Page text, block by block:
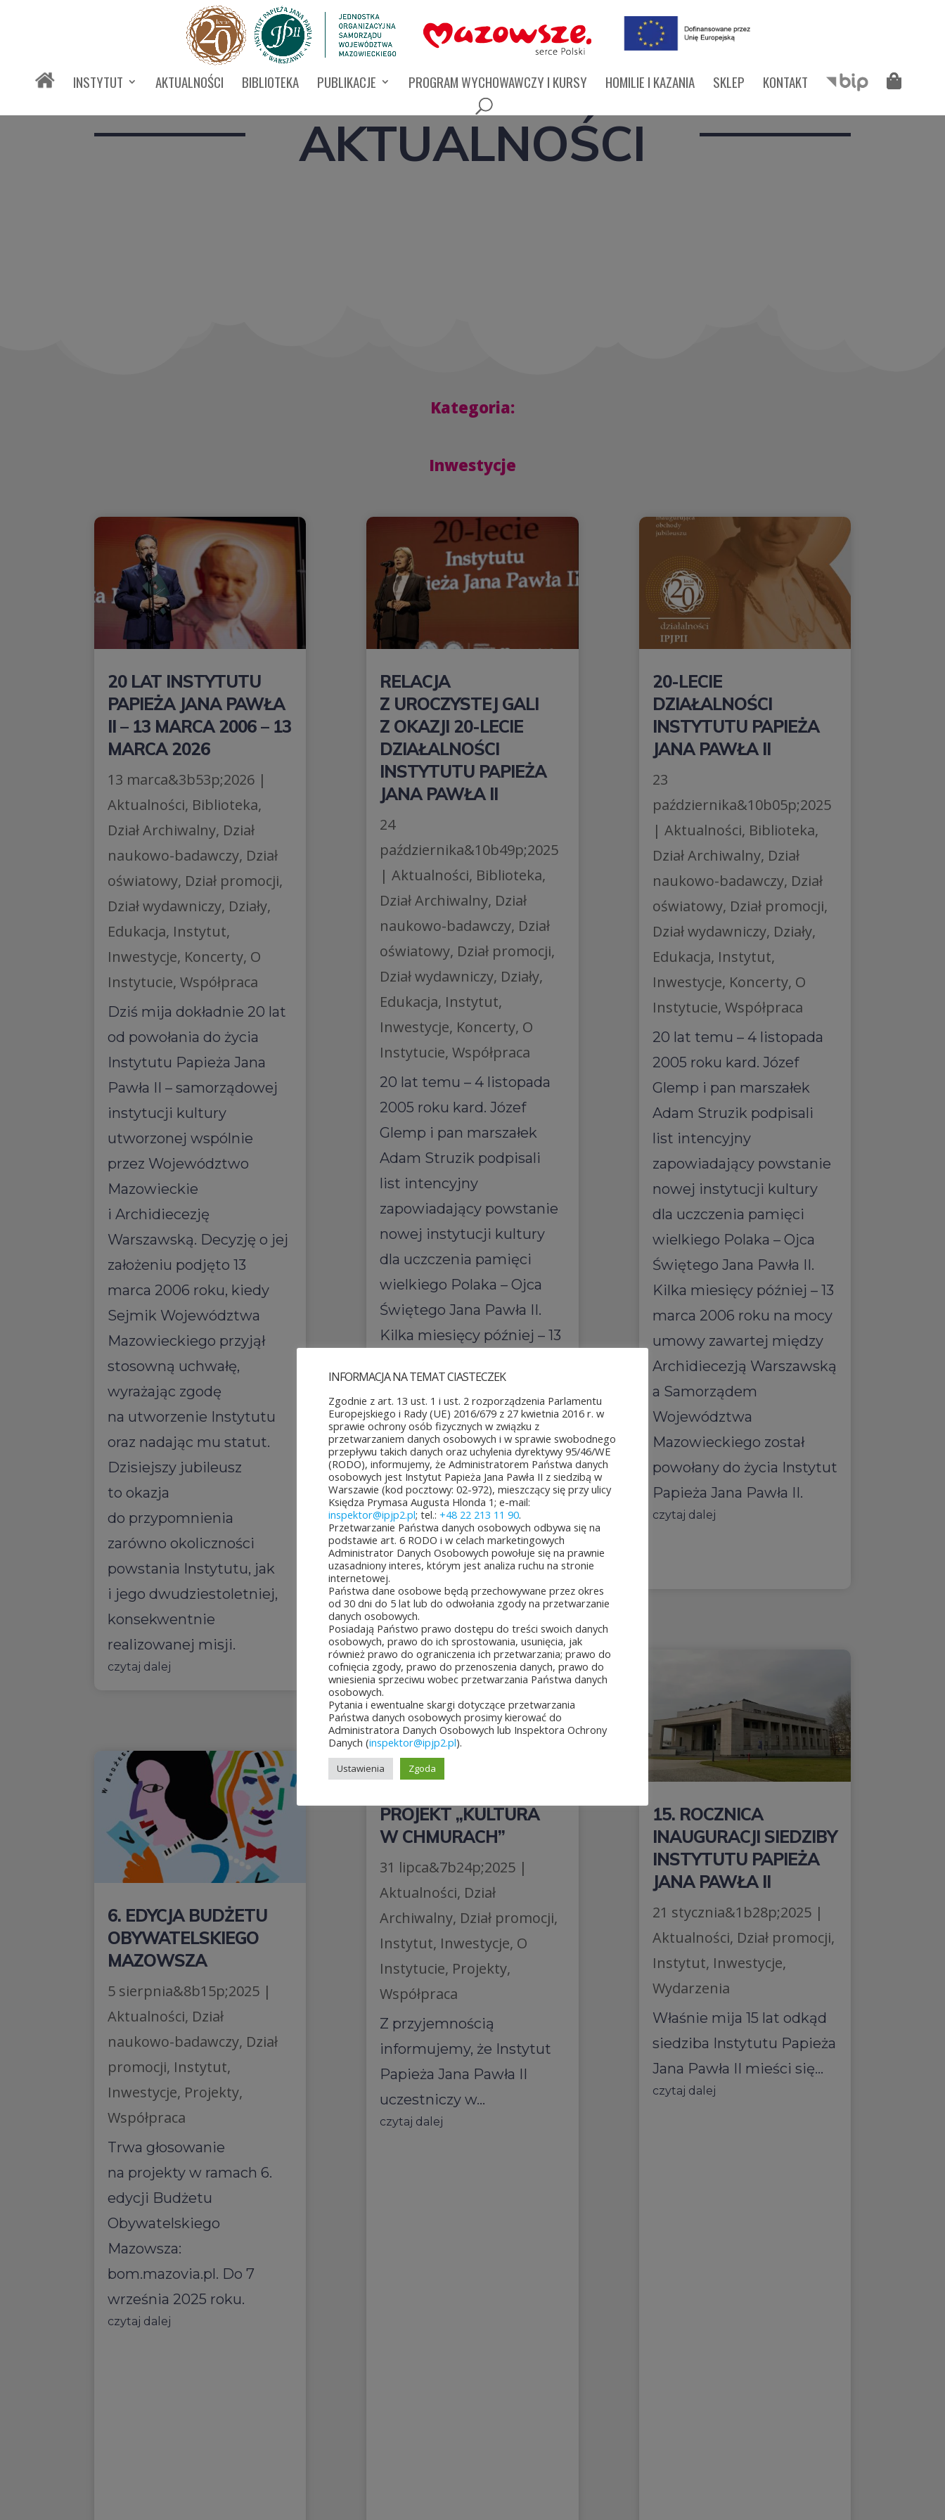
INSTYTUT AKTUALNOŚCI BIBLIOTEKA PUBLIKACJE PROGRAM WYCHOWAWCZY I KURSY HOMILIE I KAZANIA SKLEP KONTAKT
AKTUALNOŚCI
Kategoria:
Inwestycje
20 LAT INSTYTUTU
PAPIEŻA JANA PAWŁA
II – 13 MARCA 2006 – 13
MARCA 2026
13 marca&3b53p;2026 |
Aktualności, Biblioteka,
Dział Archiwalny, Dział
naukowo-badawczy, Dział
oświatowy, Dział promocji,
Dział wydawniczy, Działy,
Edukacja, Instytut,
Inwestycje, Koncerty, O
Instytucie,Współpraca
Dziś mija dokładnie 20 lat
od powołania do życia
Instytutu Papieża Jana
Pawła II – samorządowej
instytucji kultury
utworzonej wspólnie
przez Województwo
Mazowieckie
i Archidiecezję
Warszawską. Decyzję o jej
założeniu podjęto 13
marca 2006 roku, kiedy
Sejmik Województwa
Mazowieckiego przyjął
stosowną uchwałę,
wyrażając zgodę
na utworzenie Instytutu
oraz nadając mu statut.
Dzisiejszy jubileusz
to okazja
do przypomnienia
zarówno okoliczności
powstania Instytutu, jak
i jego dwudziestoletniej,
konsekwentnie
realizowanej misji.
czytaj dalej
6. EDYCJA BUDŻETU
OBYWATELSKIEGO
MAZOWSZA
5 sierpnia&8b15p;2025 |
Aktualności, Dział
naukowo-badawczy, Dział
promocji, Instytut,
Inwestycje, Projekty,
Współpraca
Trwa głosowanie
na projekty w ramach 6.
edycji Budżetu
Obywatelskiego
Mazowsza:
bom.mazovia.pl. Do 7
września 2025 roku.
czytaj dalej
RELACJA
Z UROCZYSTEJ GALI
Z OKAZJI 20-LECIE
DZIAŁALNOŚCI
INSTYTUTU PAPIEŻA
JANA PAWŁA II
24
października&10b49p;2025
|Aktualności, Biblioteka,
Dział Archiwalny, Dział
naukowo-badawczy, Dział
oświatowy, Dział promocji,
Dział wydawniczy, Działy,
Edukacja, Instytut,
Inwestycje, Koncerty, O
Instytucie,Współpraca
20 lat temu – 4 listopada
2005 roku kard. Józef
Glemp i pan marszałek
Adam Struzik podpisali
list intencyjny
zapowiadający powstanie
nowej instytucji kultury
dla uczczenia pamięci
wielkiego Polaka – Ojca
Świętego Jana Pawła II.
Kilka miesięcy później – 13
umowy zawartej między
Archidiecezją Warszawską
a Samorządem
Województwa
Mazowieckiego został
powołany do życia Instytut
Papieża Jana Pawła II.
czytaj dalej
PROJEKT „KULTURA
W CHMURACH”
31 lipca&7b24p;2025 |
Aktualności, Dział
Archiwalny, Dział promocji,
Instytut, Inwestycje, O
Instytucie, Projekty,
Współpraca
Z przyjemnością
informujemy, że Instytut
Papieża Jana Pawła II
uczestniczy w...
czytaj dalej
20-LECIE
DZIAŁALNOŚCI
INSTYTUTU PAPIEŻA
JANA PAWŁA II
23
października&10b05p;2025
| Aktualności, Biblioteka,
Dział Archiwalny, Dział
naukowo-badawczy, Dział
oświatowy, Dział promocji,
Dział wydawniczy, Działy,
Edukacja, Instytut,
Inwestycje, Koncerty, O
Instytucie, Współpraca
20 lat temu – 4 listopada
2005 roku kard. Józef
Glemp i pan marszałek
Adam Struzik podpisali
list intencyjny
zapowiadający powstanie
nowej instytucji kultury
dla uczczenia pamięci
wielkiego Polaka – Ojca
Świętego Jana Pawła II.
Kilka miesięcy później – 13
marca 2006 roku na mocy
umowy zawartej między
Archidiecezją Warszawską
a Samorządem
Województwa
Mazowieckiego został
powołany do życia Instytut
Papieża Jana Pawła II.
czytaj dalej
15. ROCZNICA
INAUGURACJI SIEDZIBY
INSTYTUTU PAPIEŻA
JANA PAWŁA II
21 stycznia&1b28p;2025|
Aktualności, Dział promocji,
Instytut, Inwestycje,
Wydarzenia
Właśnie mija 15 lat odkąd
siedziba Instytutu Papieża
Jana Pawła II mieści się...
czytaj dalej
INFORMACJA NA TEMAT CIASTECZEK
Zgodnie z art. 13 ust. 1 i ust. 2 rozporządzenia Parlamentu
Europejskiego i Rady (UE) 2016/679 z 27 kwietnia 2016 r. w
sprawie ochrony osób fizycznych w związku z
przetwarzaniem danych osobowych i w sprawie swobodnego
przepływu takich danych oraz uchylenia dyrektywy 95/46/WE
(RODO), informujemy, że Administratorem Państwa danych
osobowych jest Instytut Papieża Jana Pawła II z siedzibą w
Warszawie (kod pocztowy: 02-972), mieszczący się przy ulicy
Księdza Prymasa Augusta Hlonda 1; e-mail:
inspektor@ipjp2.pl; tel.: +48 22 213 11 90.
Przetwarzanie Państwa danych osobowych odbywa się na
podstawie art. 6 RODO i w celach marketingowych
Administrator Danych Osobowych powołuje się na prawnie
uzasadniony interes, którym jest analiza ruchu na stronie
internetowej.
Państwa dane osobowe będą przechowywane przez okres
od 30 dni do 5 lat lub do odwołania zgody na przetwarzanie
danych osobowych.
Posiadają Państwo prawo dostępu do treści swoich danych
osobowych, prawo do ich sprostowania, usunięcia, jak
również prawo do ograniczenia ich przetwarzania; prawo do
cofnięcia zgody, prawo do przenoszenia danych, prawo do
wniesienia sprzeciwu wobec przetwarzania Państwa danych
osobowych.
Pytania i ewentualne skargi dotyczące przetwarzania
Państwa danych osobowych prosimy kierować do
Administratora Danych Osobowych lub Inspektora Ochrony
Danych (inspektor@ipjp2.pl).
Ustawienia Zgoda